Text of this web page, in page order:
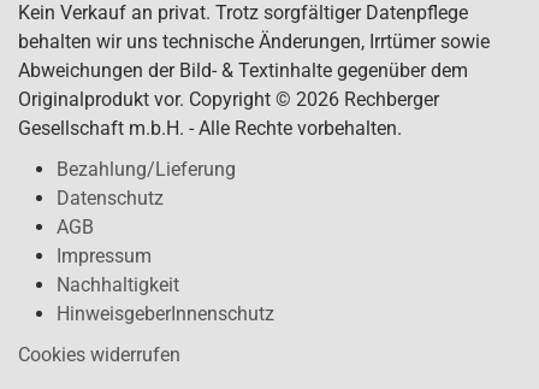
Kein Verkauf an privat. Trotz sorgfältiger Datenpflege
behalten wir uns technische Änderungen, Irrtümer sowie
Abweichungen der Bild- & Textinhalte gegenüber dem
Originalprodukt vor. Copyright © 2026 Rechberger
Gesellschaft m.b.H. - Alle Rechte vorbehalten.
Bezahlung/Lieferung
Datenschutz
AGB
Impressum
Nachhaltigkeit
HinweisgeberInnenschutz
Cookies widerrufen